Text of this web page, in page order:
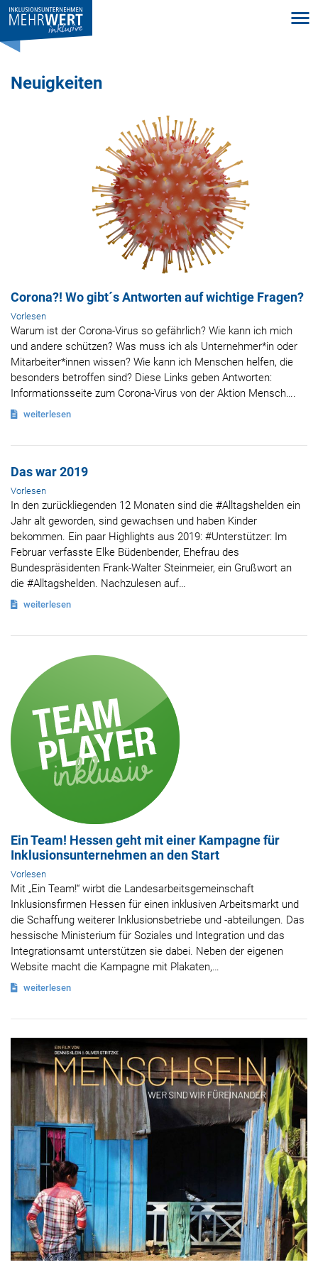
Neuigkeiten
Corona?! Wo gibt´s Antworten auf wichtige Fragen?
Vorlesen
Warum ist der Corona-Virus so gefährlich? Wie kann ich mich
und andere schützen? Was muss ich als Unternehmer*in oder
Mitarbeiter*innen wissen? Wie kann ich Menschen helfen, die
besonders betroffen sind? Diese Links geben Antworten:
Informationsseite zum Corona-Virus von der Aktion Mensch….
weiterlesen
Das war 2019
Vorlesen
In den zurückliegenden 12 Monaten sind die #Alltagshelden ein
Jahr alt geworden, sind gewachsen und haben Kinder
bekommen. Ein paar Highlights aus 2019: #Unterstützer: Im
Februar verfasste Elke Büdenbender, Ehefrau des
Bundespräsidenten Frank-Walter Steinmeier, ein Grußwort an
die #Alltagshelden. Nachzulesen auf…
weiterlesen
Ein Team! Hessen geht mit einer Kampagne für
Inklusionsunternehmen an den Start
Vorlesen
Mit „Ein Team!“ wirbt die Landesarbeitsgemeinschaft
Inklusionsfirmen Hessen für einen inklusiven Arbeitsmarkt und
die Schaffung weiterer Inklusionsbetriebe und -abteilungen. Das
hessische Ministerium für Soziales und Integration und das
Integrationsamt unterstützen sie dabei. Neben der eigenen
Website macht die Kampagne mit Plakaten,…
weiterlesen